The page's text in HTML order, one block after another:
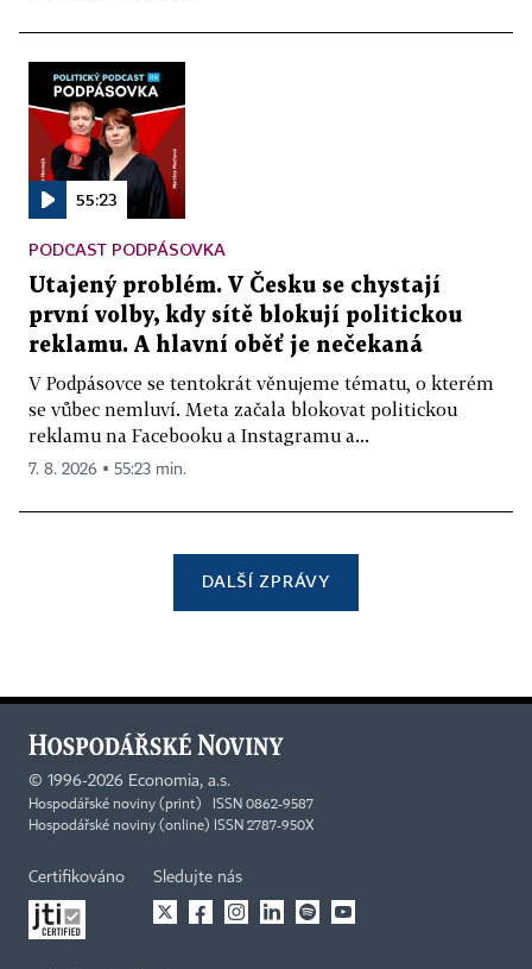
55:23
PODCAST PODPÁSOVKA
Utajený problém. V Česku se chystají
první volby, kdy sítě blokují politickou
reklamu. A hlavní oběť je nečekaná
V Podpásovce se tentokrát věnujeme tématu, o kterém
se vůbec nemluví. Meta začala blokovat politickou
reklamu na Facebooku a Instagramu a...
7. 8. 2026 ▪ 55:23 min.
DALŠÍ ZPRÁVY
© 1996-2026 Economia, a.s.
Hospodářské noviny (print) ISSN 0862-9587
Hospodářské noviny (online) ISSN 2787-950X
Certifikováno Sledujte nás